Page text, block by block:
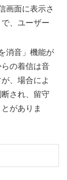
画面に表示さ
、ユーザー
消音」機能が
の着信は音
、場合によ
され、留守
がありま